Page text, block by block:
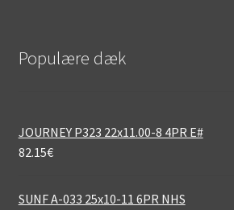
Populære dæk
JOURNEY P323 22x11.00-8 4PR E#
82.15€
SUNF A-033 25x10-11 6PR NHS